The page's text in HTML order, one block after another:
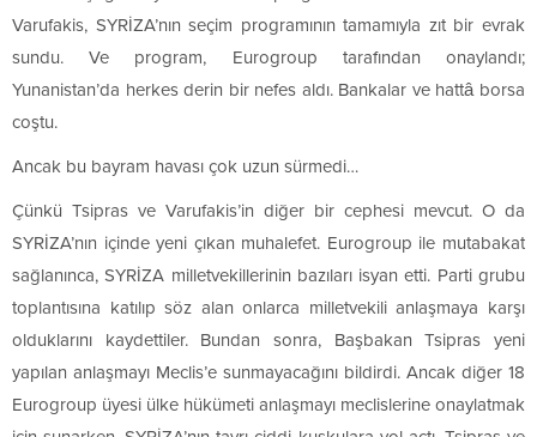
Varufakis, SYRİZA’nın seçim programının tamamıyla zıt bir evrak
sundu. Ve program, Eurogroup tarafından onaylandı;
Yunanistan’da herkes derin bir nefes aldı. Bankalar ve hattâ borsa
coştu.
Ancak bu bayram havası çok uzun sürmedi…
Çünkü Tsipras ve Varufakis’in diğer bir cephesi mevcut. O da
SYRİZA’nın içinde yeni çıkan muhalefet. Eurogroup ile mutabakat
sağlanınca, SYRİZA milletvekillerinin bazıları isyan etti. Parti grubu
toplantısına katılıp söz alan onlarca milletvekili anlaşmaya karşı
olduklarını kaydettiler. Bundan sonra, Başbakan Tsipras yeni
yapılan anlaşmayı Meclis’e sunmayacağını bildirdi. Ancak diğer 18
Eurogroup üyesi ülke hükümeti anlaşmayı meclislerine onaylatmak